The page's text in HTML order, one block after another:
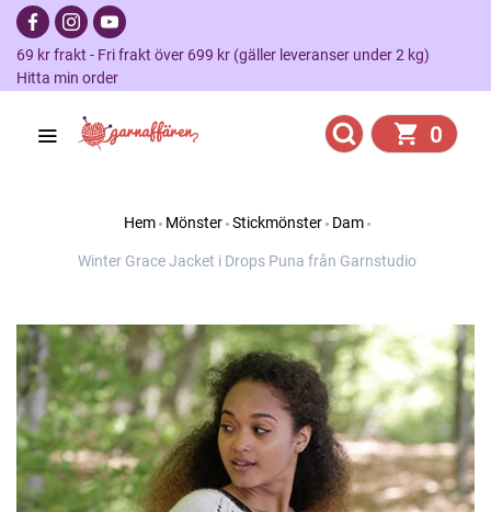
69 kr frakt - Fri frakt över 699 kr (gäller leveranser under 2 kg)
Hitta min order
0
Hem Mönster Stickmönster Dam
Winter Grace Jacket i Drops Puna från Garnstudio